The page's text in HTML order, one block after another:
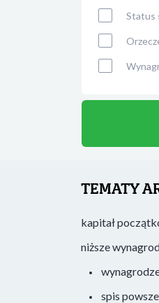
Status
TEMATY
kapitał
niższe
spis